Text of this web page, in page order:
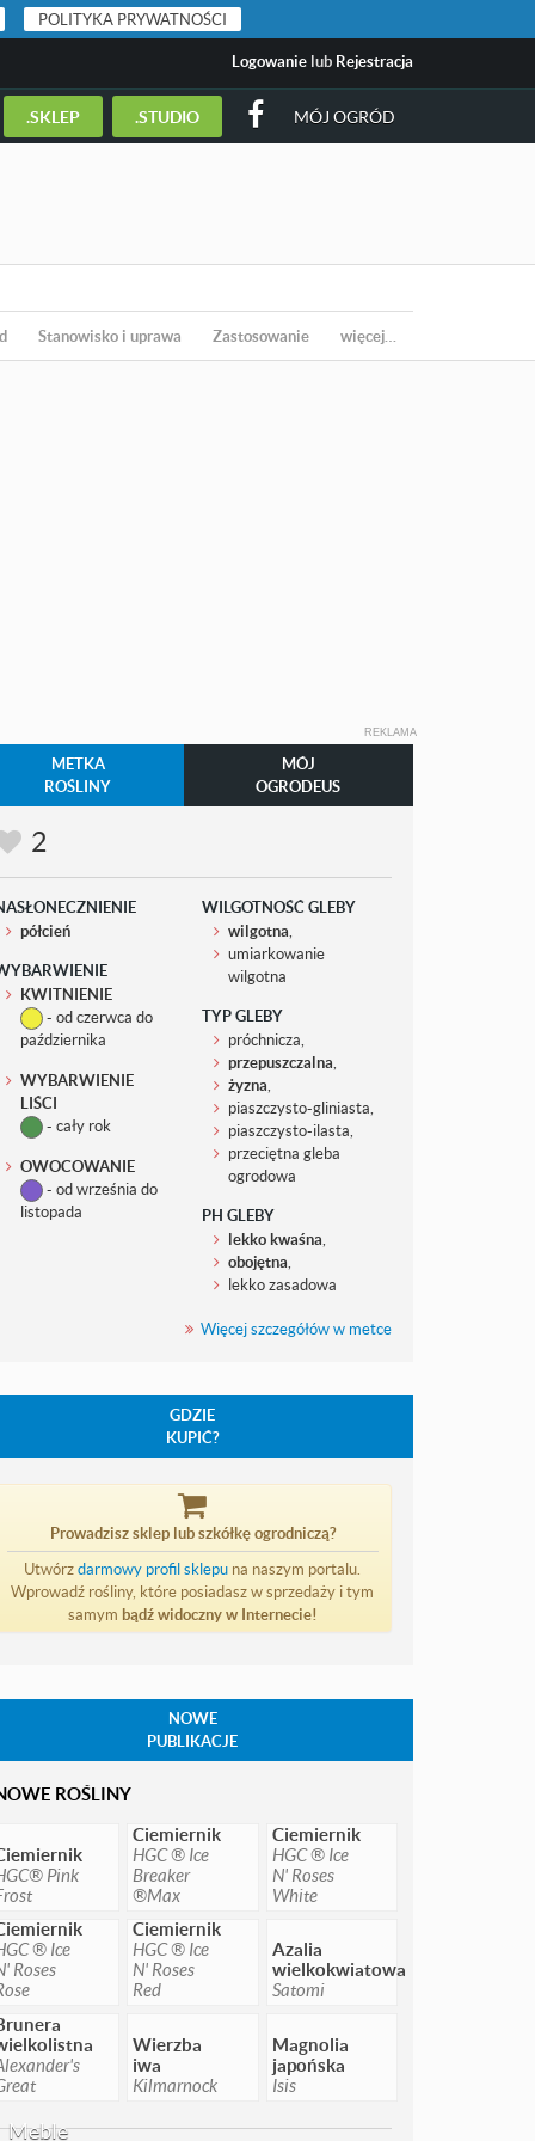
POLITYKA PRYWATNOŚCI
Logowanie lub Rejestracja
.SKLEP .STUDIO MÓJ OGRÓD
Stanowisko i uprawa Zastosowanie więcej…
REKLAMA
METKA
ROŚLINY
MÓJ
OGRODEUS
2
półcień
KWITNIENIE
- od czerwca do
października
WYBARWIENIE
LIŚCI
- cały rok
OWOCOWANIE
- od września do
listopada
WILGOTNOŚĆ GLEBY
wilgotna
umiarkowanie
wilgotna
TYP GLEBY
próchnicza,
przepuszczalna
żyzna
piaszczysto-gliniasta,
piaszczysto-ilasta,
przeciętna gleba
ogrodowa
PH GLEBY
lekko kwaśna
obojętna
lekko zasadowa
Więcej szczegółów w metce
GDZIE
KUPIĆ?
Prowadzisz sklep lub szkółkę ogrodniczą?
Utwórzdarmowy profil sklepu na naszym portalu.
Wprowadź rośliny, które posiadasz w sprzedaży i tym
samym bądź widoczny w Internecie!
NOWE
PUBLIKACJE
ROŚLINY
Pink
Ciemiernik
HGC ® Ice
Breaker
®Max
Ciemiernik
HGC ® Ice
N' Roses
White
® Ice
Roses
Ciemiernik
HGC ® Ice
N' Roses
Red
Azalia
wielkokwiatowa
Satomi
Wierzba
iwa
Kilmarnock
Magnolia
japońska
Isis
Meble